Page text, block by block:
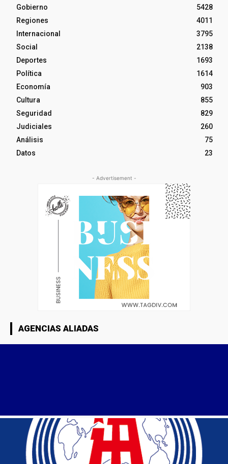
Gobierno
5428
Regiones
4011
Internacional
3795
Social
2138
Deportes
1693
Política
1614
Economía
903
Cultura
855
Seguridad
829
Judiciales
260
Análisis
75
Datos
23
- Advertisement -
AGENCIAS ALIADAS